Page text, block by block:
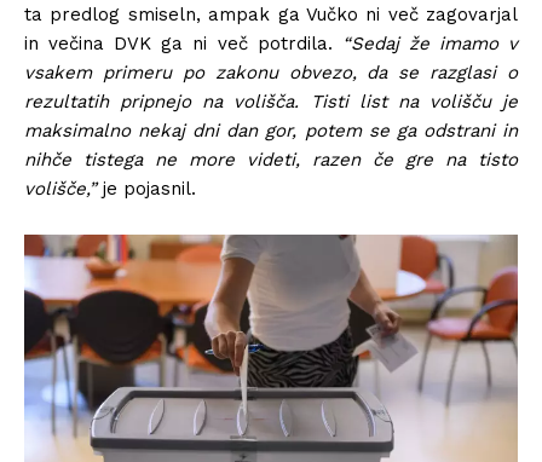
ta predlog smiseln, ampak ga Vučko ni več zagovarjal
in večina DVK ga ni več potrdila.
“Sedaj že imamo v
vsakem primeru po zakonu obvezo, da se razglasi o
rezultatih pripnejo na volišča. Tisti list na volišču je
maksimalno nekaj dni dan gor, potem se ga odstrani in
nihče tistega ne more videti, razen če gre na tisto
volišče,”je pojasnil.